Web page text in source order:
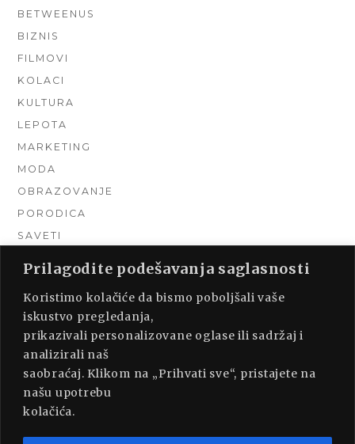
Prilagodite podešavanja saglasnosti
Koristimo kolačiće da bismo poboljšali vaše
iskustvo pregledanja,
prikazivali personalizovane oglase ili sadržaj i
analizirali naš
saobraćaj. Klikom na „Prihvati sve“, pristajete na
našu upotrebu
kolačića.
BETWEENUS
BIZNIS
FILMOVI
KOLACI
KULTURA
LEPOTA
MARKETING
MODA
OBRAZOVANJE
PORODICA
SAVETI
TURIZAM
UNCATEGORIZED
URADI SAM
UREĐENJE DOMA
ZDRAVLJE